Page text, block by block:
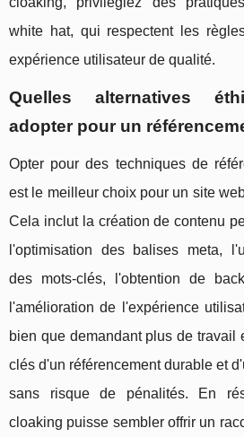
white hat, qui respectent les
expérience utilisateur de qualité.
Quelles alternatives
adopter pour un
Opter pour des techniques de
est le meilleur choix pour un site
Cela inclut la création de contenu
l'optimisation des balises meta,
des mots-clés, l'obtention de
l'amélioration de l'expérience
bien que demandant plus de travail
clés d'un référencement durable et
sans risque de pénalités. En
cloaking puisse sembler offrir un